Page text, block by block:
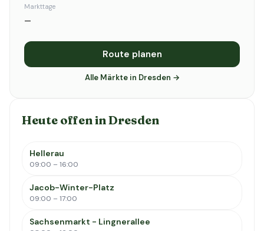
Markttage
—
Route planen
Alle Märkte in Dresden →
Heute offen in Dresden
Hellerau
09:00 – 16:00
Jacob-Winter-Platz
09:00 – 17:00
Sachsenmarkt - Lingnerallee